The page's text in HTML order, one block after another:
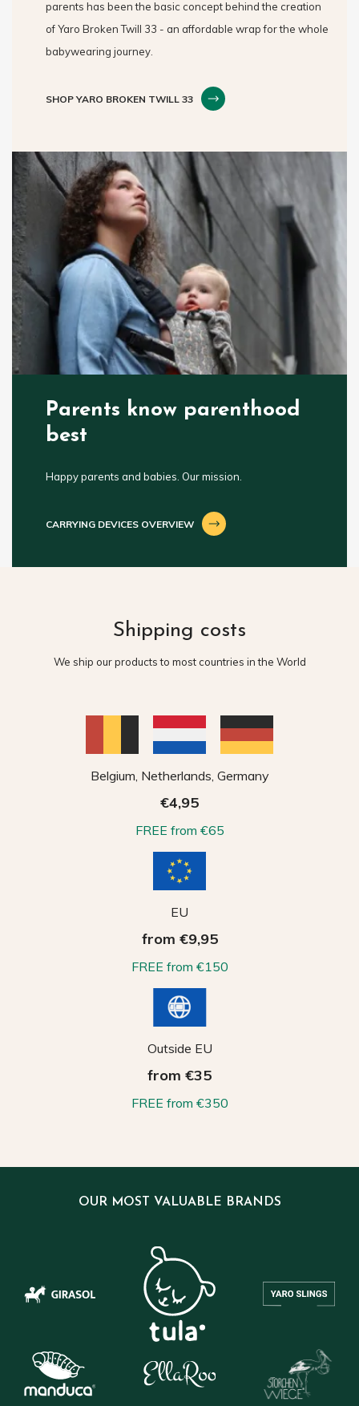
parents has been the basic concept behind the creation
of Yaro Broken Twill 33 - an affordable wrap for the whole
babywearing journey.
SHOP YARO BROKEN TWILL 33
Parents know parenthood
best
Happy parents and babies. Our mission.
CARRYING DEVICES OVERVIEW
Shipping costs
We ship our products to most countries in the World
Belgium, Netherlands, Germany
€4,95
FREE from €65
EU
from €9,95
FREE from €150
Outside EU
from €35
FREE from €350
OUR MOST VALUABLE BRANDS